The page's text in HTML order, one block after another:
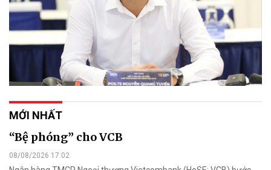
MỚI NHẤT
“Bệ phóng” cho VCB
08/08/2026 17:02